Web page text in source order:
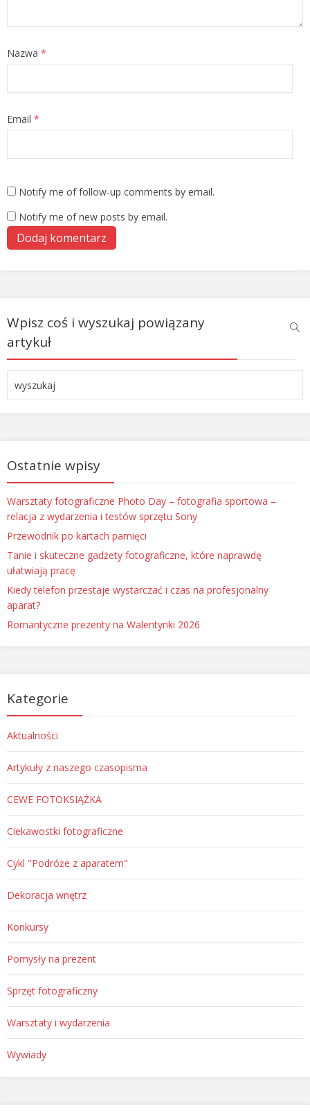
Nazwa *
Email *
Notify me of follow-up comments by email.
Notify me of new posts by email.
Wpisz coś i wyszukaj powiązany
artykuł
Ostatnie wpisy
Warsztaty fotograficzne Photo Day – fotografia sportowa –
relacja z wydarzenia i testów sprzętu Sony
Przewodnik po kartach pamięci
Tanie i skuteczne gadżety fotograficzne, które naprawdę
ułatwiają pracę
Kiedy telefon przestaje wystarczać i czas na profesjonalny
aparat?
Romantyczne prezenty na Walentynki 2026
Kategorie
Aktualności
Artykuły z naszego czasopisma
CEWE FOTOKSIĄŻKA
Ciekawostki fotograficzne
Cykl "Podróże z aparatem"
Dekoracja wnętrz
Konkursy
Pomysły na prezent
Sprzęt fotograficzny
Warsztaty i wydarzenia
Wywiady